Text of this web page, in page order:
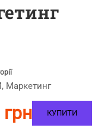
, Маркетинг
КУПИТИ